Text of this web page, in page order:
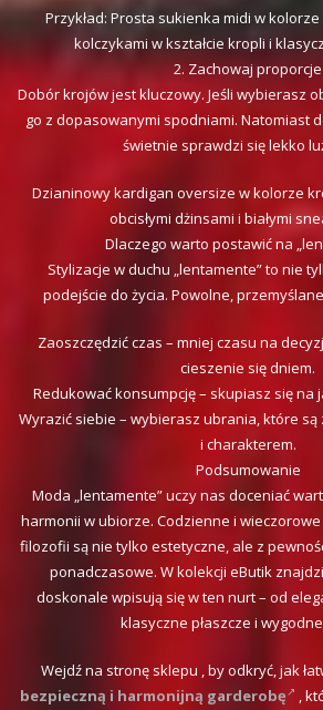
Przykład: Prosta sukienka midi w
kolczykami w kształcie kropli i
2. Zachowaj proporcje
Dobór krojów jest kluczowy. Jeśli wybierasz
go z dopasowanymi spodniami. Natomiast
świetnie sprawdzi się lekko
Dzianinowy kardigan oversize w kolorze
obcisłymi dżinsami i białymi
Dlaczego warto postawić na
Stylizacje w duchu „lentamente” to nie
podejście do życia. Powolne,
Zaoszczędzić czas – mniej czasu na
cieszenie się dniem.
Redukować konsumpcję – skupiasz się na
Wyrazić siebie – wybierasz ubrania, które są
i charakterem.
Podsumowanie
Moda „lentamente” uczy nas doceniać
harmonii w ubiorze. Codzienne i
filozofii są nie tylko estetyczne, ale z
ponadczasowe. W kolekcji eButik
doskonale wpisują się w ten nurt – od
klasyczne płaszcze i
Wejdź na stronę sklepu , by odkryć, jak
bezpieczną i harmonijną garderobę
,